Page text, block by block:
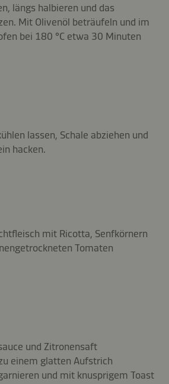
längs halbieren und das
Mit Olivenöl beträufeln und im
bei 180 °C etwa 30 Minuten
lassen, Schale abziehen und
hacken.
mit Ricotta, Senfkörnern
Tomaten
und Zitronensaft
einem glatten Aufstrich
und mit knusprigem Toast